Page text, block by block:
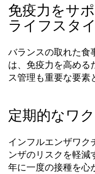
免疫力をサ
ライフスタ
バランスの取れた食
は、免疫力を高める
ス管理も重要な要素
定期的なワ
インフルエンザワク
ンザのリスクを軽減
年に一度の接種を心